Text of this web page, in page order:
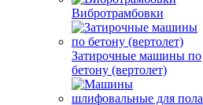
Вибротрамбовки
Затирочные машины по
бетону (вертолет)